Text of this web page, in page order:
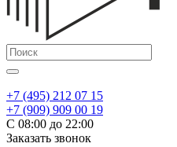
+7 (495) 212 07 15
+7 (909) 909 00 19
С 08:00 до 22:00
Заказать звонок